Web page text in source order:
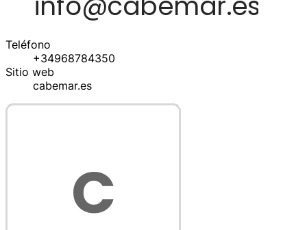
Teléfono
+34968784350
Sitio web
cabemar.es